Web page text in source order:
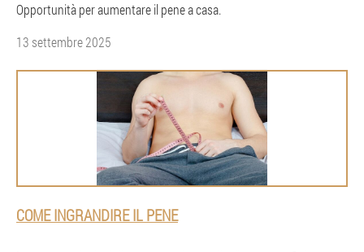
Opportunità per aumentare il pene a casa.
13 settembre 2025
COME INGRANDIRE IL PENE